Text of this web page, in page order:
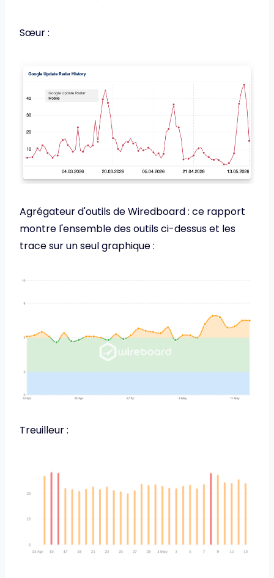
Sœur :
Agrégateur d'outils de Wiredboard : ce rapport
montre l'ensemble des outils ci-dessus et les
trace sur un seul graphique :
Treuilleur :